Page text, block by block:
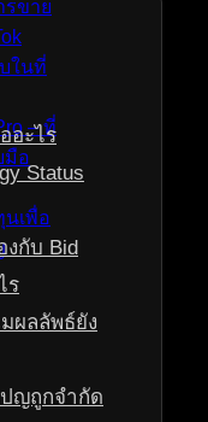
รขาย
ในที่
– ที่
มือ
เพื่อ
อะไร
Status
งกับ Bid
ร
ผลลัพธ์ยัง
ปญถูกจำกัด